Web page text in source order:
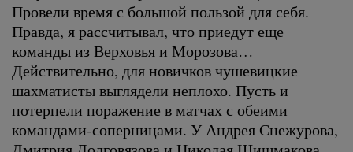
Провели время с большой пользой для себя.
Правда, я рассчитывал, что приедут еще
команды из Верховья и Морозова…
Действительно, для новичков чушевицкие
шахматисты выглядели неплохо. Пусть и
потерпели поражение в матчах с обеими
командами-соперницами. У Андрея Снежурова,